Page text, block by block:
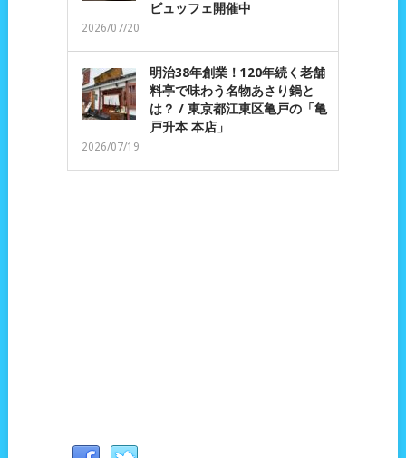
ビュッフェ開催中
2026/07/20
明治38年創業！120年続く老舗
料亭で味わう名物あさり鍋と
は？ / 東京都江東区亀戸の「亀
戸升本 本店」
2026/07/19